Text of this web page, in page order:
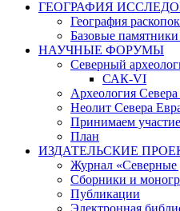
ГЕОГРАФИЯ
География раскопок
Базовые
НАУЧНЫЕ ФОРУМЫ
Северный
САК-VI
Археология
Неолит Севера
Принимаем участие
План
ИЗДАТЕЛЬСКИЕ
Журнал «Северные
Сборники и
Публикации
Электронная